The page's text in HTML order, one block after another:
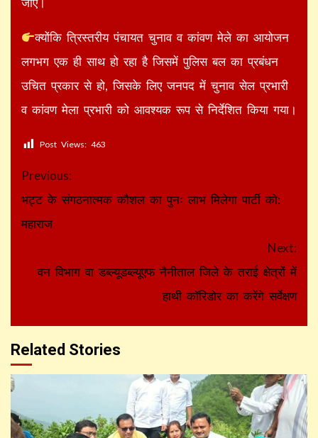
क्योंकि त्रिस्तरीय पंचायत चुनाव व कांवण मेले का आयोजन
लगभग एक ही साथ हो रहा है जिसमें पुलिस बल का प्रबंधन
उचित प्रकार से हो, जिसके लिए जनपद में चुनाव सेल प्रभारी
व कांवण मेला प्रभारी को आवश्यक रूप से निर्देशित किया गया।
Post Views: 463
Continue
Reading
Previous:
भट्ट के संगठनात्मक कौशल का पुनः लाभ मिलेगा पार्टी को:
महाराज
Next:
वन विभाग वा डब्ल्यूडब्ल्यूएफ नैनीताल जिले के तराई क्षेत्रों में
हाथी कॉरिडोर का करेंगे सर्वेक्षण
Related Stories